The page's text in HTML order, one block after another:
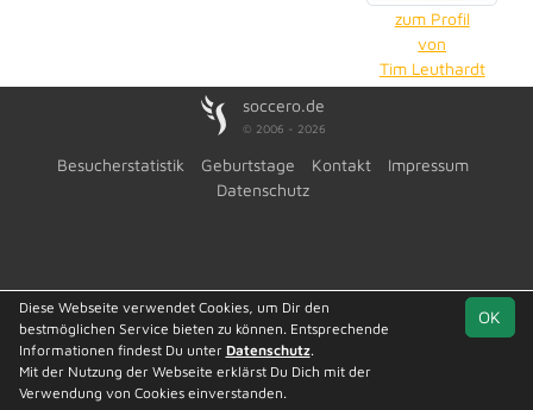
zum Profil
von
Tim Leuthardt
soccero.de
© 2006 - 2026
Besucherstatistik Geburtstage Kontakt
Impressum
Datenschutz
OK
Diese Webseite verwendet Cookies, um Dir den
bestmöglichen Service bieten zu können. Entsprechende
Informationen findest Du unter Datenschutz.
Mit der Nutzung der Webseite erklärst Du Dich mit der
Verwendung von Cookies einverstanden.